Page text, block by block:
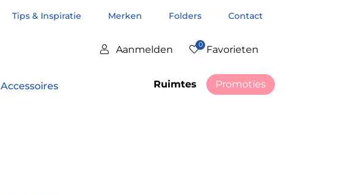
Tips & Inspiratie Merken Folders Contact
Aanmelden 0 Favorieten
Accessoires Ruimtes Promoties